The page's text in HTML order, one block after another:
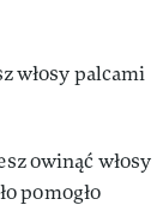
włosy palcami
owinąć włosy
pomogło